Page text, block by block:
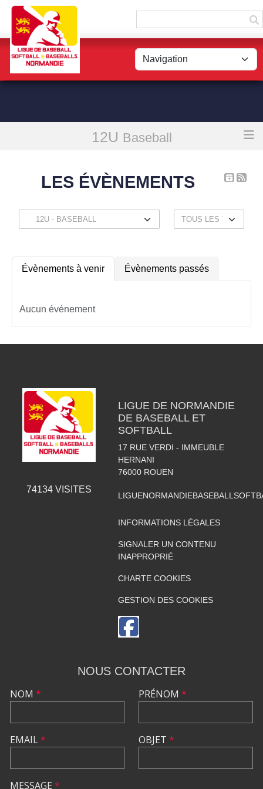
12U Baseball
Les évènements
LES ÉVÈNEMENTS
Évènements à venir Évènements passés
Aucun événement
74134VISITES
LIGUE DE NORMANDIE
DE BASEBALL ET
SOFTBALL
17 RUE VERDI - IMMEUBLE
HERNANI
76000 ROUEN
INFORMATIONS LÉGALES
SIGNALER UN CONTENU
INAPPROPRIÉ
CHARTE COOKIES
GESTION DES COOKIES
NOUS CONTACTER
NOM *
EMAIL*
PRÉNOM *
OBJET *
MESSAGE *
Panneau de gestion des cookies